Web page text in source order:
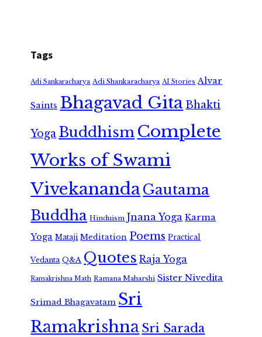
Tags
Adi Sankaracharya Adi Shankaracharya AI Stories Alvar
Saints Bhagavad GitaBhakti
Yoga Buddhism Complete
Works of Swami
VivekanandaGautama
Buddha Hinduism Jnana Yoga Karma
Yoga Mataji Meditation Poems Practical
Vedanta Q&A Quotes Raja Yoga
Ramakrishna Math Ramana Maharshi Sister Nivedita
Srimad Bhagavatam Sri
RamakrishnaSri Sarada